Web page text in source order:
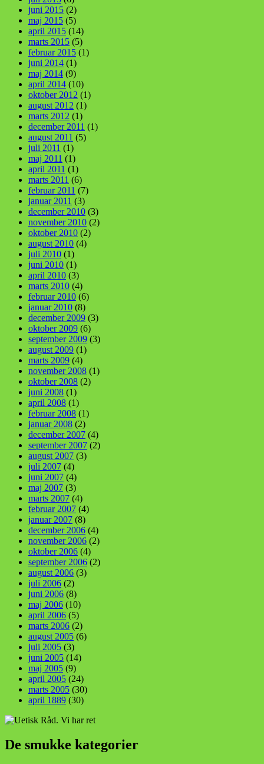
juni 2015 (2)
maj 2015 (5)
april 2015 (14)
marts 2015 (5)
februar 2015 (1)
juni 2014 (1)
maj 2014 (9)
april 2014 (10)
oktober 2012 (1)
august 2012 (1)
marts 2012 (1)
december 2011 (1)
august 2011 (5)
juli 2011 (1)
maj 2011 (1)
april 2011 (1)
marts 2011 (6)
februar 2011 (7)
januar 2011 (3)
december 2010 (3)
november 2010 (2)
oktober 2010 (2)
august 2010 (4)
juli 2010 (1)
juni 2010 (1)
april 2010 (3)
marts 2010 (4)
februar 2010 (6)
januar 2010 (8)
december 2009 (3)
oktober 2009 (6)
september 2009 (3)
august 2009 (1)
marts 2009 (4)
november 2008 (1)
oktober 2008 (2)
juni 2008 (1)
april 2008 (1)
februar 2008 (1)
januar 2008 (2)
december 2007 (4)
september 2007 (2)
august 2007 (3)
juli 2007 (4)
juni 2007 (4)
maj 2007 (3)
marts 2007 (4)
februar 2007 (4)
januar 2007 (8)
december 2006 (4)
november 2006 (2)
oktober 2006 (4)
september 2006 (2)
august 2006 (3)
juli 2006 (2)
juni 2006 (8)
maj 2006 (10)
april 2006 (5)
marts 2006 (2)
august 2005 (6)
juli 2005 (3)
juni 2005 (14)
maj 2005 (9)
april 2005 (24)
marts 2005 (30)
april 1889 (30)
De smukke kategorier